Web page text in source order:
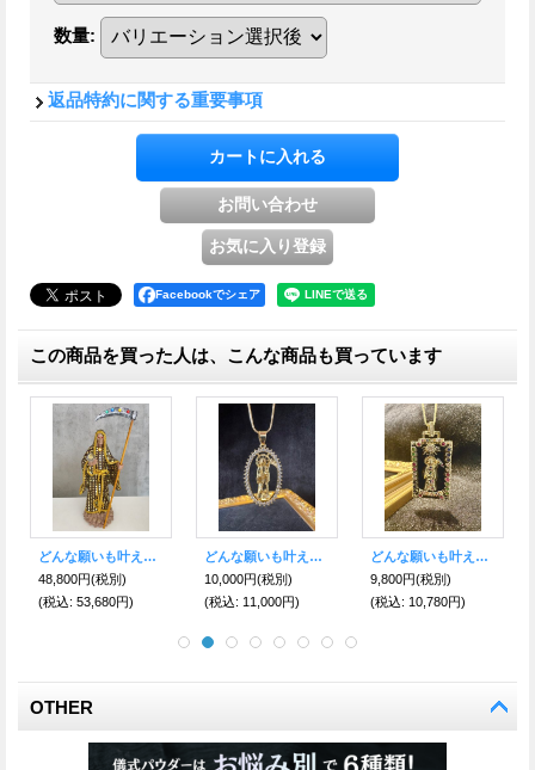
数量:
返品特約に関する重要事項
Facebookでシェア
この商品を買った人は、こんな商品も買っています
妨害や障害を取り除き願いを叶え人生を変える魔術オイル アンブロッカー
2,600円(税別)
(税込 :2,860円)
逃れたい悩み、人間関係に。黒いオイル Voodoo（ブードゥー）
2,600円(税別)
(税込 :2,860円)
どんな願いも叶えるといわれる！サンタ・ムエルテ☆ゴージャス！ジルコニアネックレスWH
12,000円(税別)
(税込 :13,200円)
OTHER